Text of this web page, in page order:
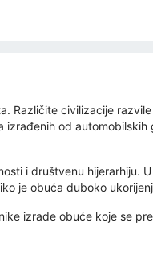
Različite civilizacije
od
i društvenu hijerarhiju.
je obuća duboko
izrade obuće koje se